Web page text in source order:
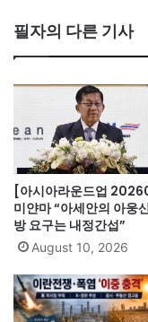
필자의 다른 기사
[아시아라운드업
미얀마 “아세안의 아웅
방 요구는 내정간섭”
August 10, 2026